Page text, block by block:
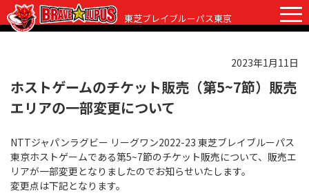
東芝ブレイブルーパス東京
チケット グッズ ファンクラブ 観戦ガイド
観戦ガイド
初めての観戦
ラグビーって何？
試合日程・結果
選手・スタッフ
2023年1月11日
ホストゲームのチケット販売（第5~7節）販売
エリアの一部変更について
NTTジャパンラグビー リーグワン2022-23 東芝ブレイブルーパス
東京ホストゲームである第5~7節のチケット販売について、販売エ
リアが一部変更となりましたのでお知らせいたします。
変更点は下記となります。